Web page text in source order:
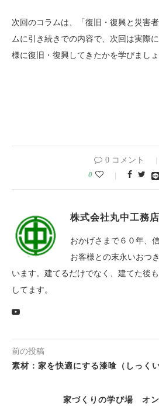
次回のコラムは、「復旧・復興と災害
ムに引き続きでの内容で、次回は実際
様に復旧・復興してきたかを学びましょ
0 コメント
0
株式会社丸中工務店
おかげさまで６０年、
お客様との末永いおつ
います。建てるだけでなく、建てた後
してます。
前の投稿
素材：家を快適にする漆喰（しっく
家づくりの学び場 オ